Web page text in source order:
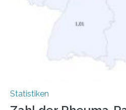
Statistiken